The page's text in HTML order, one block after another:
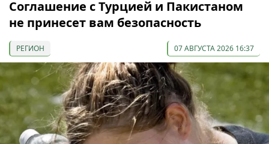
Соглашение с Турцией и Пакистаном
не принесет вам безопасность
РЕГИОН 07 АВГУСТА 2026 16:37